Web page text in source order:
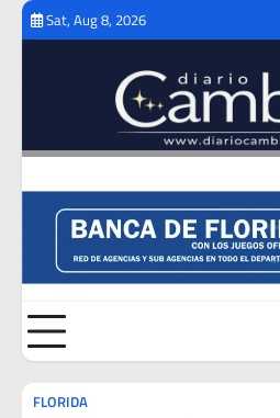
Skip
Sat, Aug 8, 2026
FLORIDA